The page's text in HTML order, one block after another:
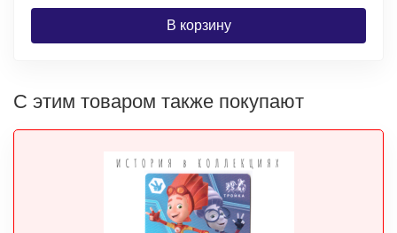
В корзину
С этим товаром также покупают